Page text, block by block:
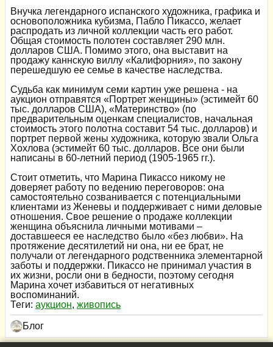
Внучка легендарного испанского художника, графика и
основоположника кубизма, Пабло Пикассо, желает
распродать из личной коллекции часть его работ.
Общая стоимость полотен составляет 290 млн.
долларов США. Помимо этого, она выставит на
продажу каннскую виллу «Калифорния», по закону
перешедшую ее семье в качестве наследства.
Судьба как минимум семи картин уже решена - на
аукцион отправятся «Портрет женщины» (эстимейт 60
тыс. долларов США), «Материнство» (по
предварительным оценкам специалистов, начальная
стоимость этого полотна составит 54 тыс. долларов) и
портрет первой жены художника, которую звали Ольга
Хохлова (эстимейт 60 тыс. долларов. Все они были
написаны в 60-летний период (1905-1965 гг.).
Стоит отметить, что Марина Пикассо никому не
доверяет работу по ведению переговоров: она
самостоятельно созванивается с потенциальными
клиентами из Женевы и поддерживает с ними деловые
отношения. Свое решение о продаже коллекции
женщина объяснила личными мотивами –
доставшееся ее наследство было «без любви». На
протяжение десятилетий ни она, ни ее брат, не
получали от легендарного родственника элементарной
заботы и поддержки. Пикассо не принимал участия в
их жизни, росли они в бедности, поэтому сегодня
Марина хочет избавиться от негативных
воспоминаний.
Теги: аукцион, живопись
Блог